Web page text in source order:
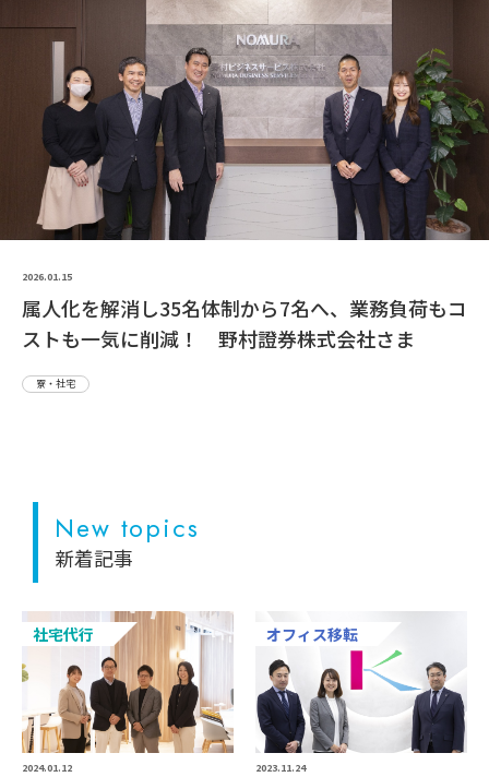
2026.01.15
属人化を解消し35名体制から7名へ、業務負荷もコ
ストも一気に削減！ 野村證券株式会社さま
寮・社宅
New topics
新着記事
社宅代行
2024.01.12
オフィス移転
2023.11.24